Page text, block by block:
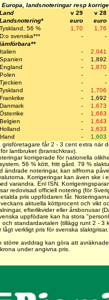
landsnoteringar resp
Land v 29
v 28
Landsnotering* euro
euro
Tyskland, 56 % 1,70
1,76
D:o svenska*** -
-
jämförbara**
Italien -
2,041
Spanien -
1,892
England -
1,870
Polen -
-
Tjeckien -
-
Tyskland -
1,706
Frankrike -
1,692
Danmark -
1,673
Österrike -
1,663
Belgien -
1,643
Holland -
1,633
Irland -
1,603
grisföretagare får 2 - 3 cent extra när
lantbruket (branschkrav).
korrigerade för nationella
56 % kött, fritt gård. 79 %
ändrade noteringar, kan siffrorna
Korrigeringar kan även ske i
varandra. Enl ISN.
redovisad officiell notering (för
pris uppfödaren får.
aktuella köttprocent och vikt
efterlikvider eller årsbonusar
uppfödare kan ha stora
och standardavtalen (tillägg runt 2 - 3
lågt verkligt pris för svenska
större avddrag kan göra att
under angivna pris.